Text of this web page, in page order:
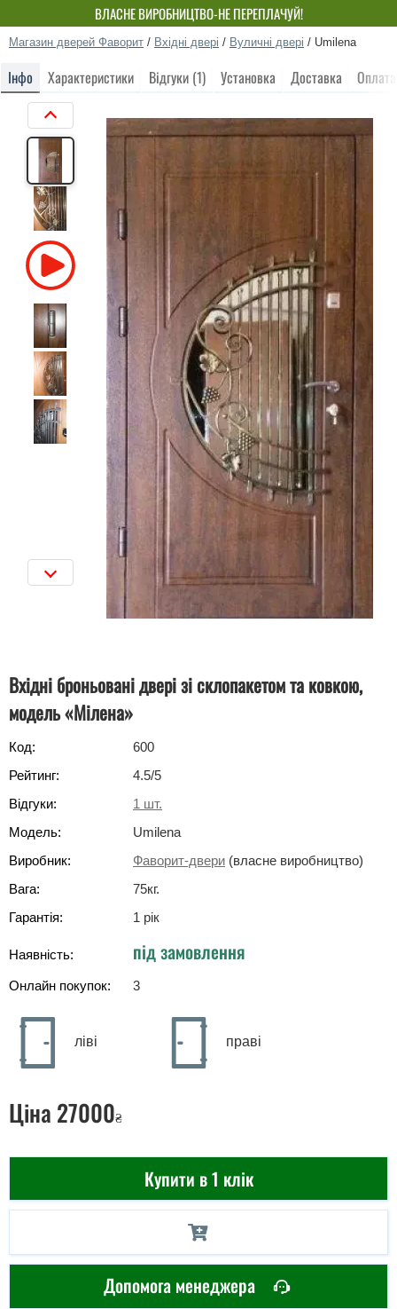
ВЛАСНЕ ВИРОБНИЦТВО-НЕ ПЕРЕПЛАЧУЙ!
Магазин дверей Фаворит / Вхідні двері / Вуличні двері / Umilena
Інфо Характеристики Відгуки (1) Установка Доставка Оплата
Вхідні броньовані двері зі склопакетом та ковкою,
модель «Мілена»
Код:
600
Рейтинг:
4.5/5
Відгуки:
1 шт.
Модель:
Umilena
Виробник:
Фаворит-двери (власне виробництво)
Вага:
75кг.
Гарантія:
1 рік
Наявність: під замовлення
Онлайн покупок: 3
ліві праві
Ціна 27000₴
Купити в 1 клік
Допомога менеджера